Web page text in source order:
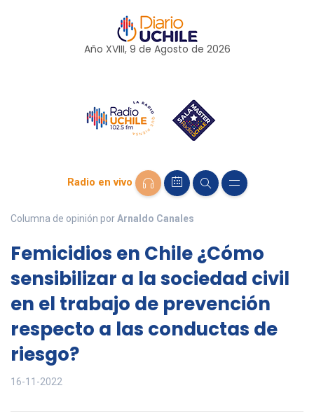
Año XVIII, 9 de Agosto de 2026
Radio en vivo
Columna de opinión porArnaldo Canales
Femicidios en Chile ¿Cómo
sensibilizar a la sociedad civil
en el trabajo de prevención
respecto a las conductas de
riesgo?
16-11-2022